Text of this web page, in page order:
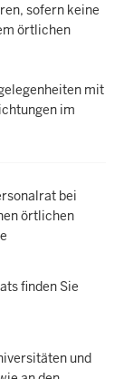
sofern keine
örtlichen
mit
im
bei
örtlichen
finden Sie
und